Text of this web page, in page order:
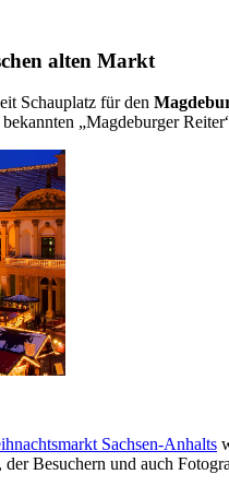
alten Markt
Schauplatz für den
„Magdeburger
Sachsen-Anhalts
Besuchern und auch